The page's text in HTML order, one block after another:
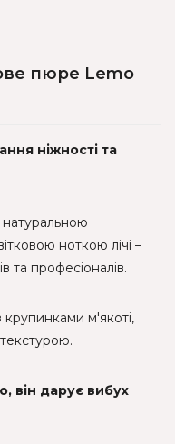
пюре Lemo
ніжності та
ноткою лічі –
та професіоналів.
м'якоті,
він дарує вибух